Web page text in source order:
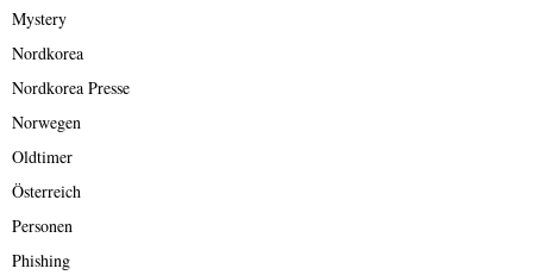
Mystery
Nordkorea
Nordkorea Presse
Norwegen
Oldtimer
Österreich
Personen
Phishing